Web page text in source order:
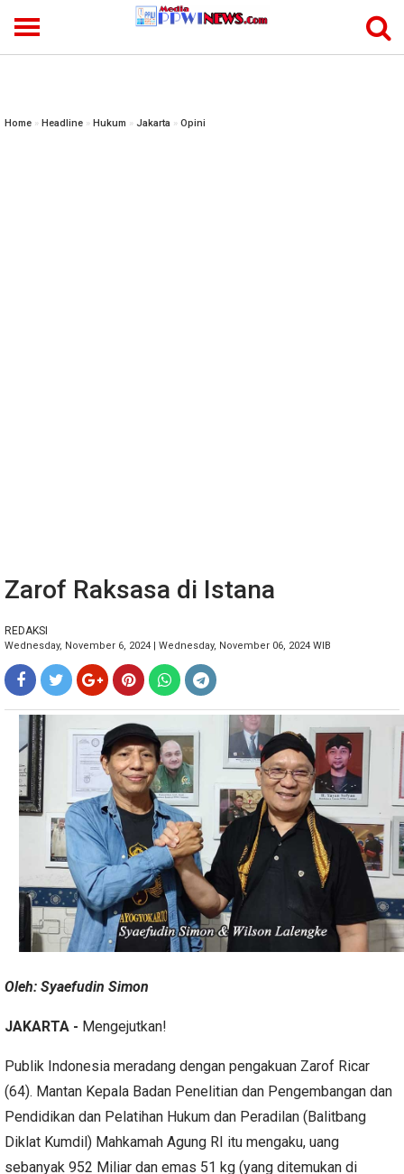
Home » Headline » Hukum » Jakarta » Opini
Zarof Raksasa di Istana
REDAKSI
Wednesday, November 6, 2024 | Wednesday, November 06, 2024 WIB
Oleh: Syaefudin Simon
JAKARTA - Mengejutkan!
Publik Indonesia meradang dengan pengakuan Zarof Ricar
(64). Mantan Kepala Badan Penelitian dan Pengembangan dan
Pendidikan dan Pelatihan Hukum dan Peradilan (Balitbang
Diklat Kumdil) Mahkamah Agung RI itu mengaku, uang
sebanyak 952 Miliar dan emas 51 kg (yang ditemukan di